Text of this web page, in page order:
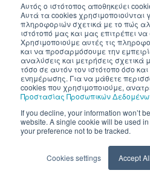
Αυτός ο ιστότοπος αποθηκεύει
Αυτά τα cookies χρησιμοποιούνται
πληροφοριών σχετικά με το πώς
ιστότοπό μας και μας επιτρέπει
Χρησιμοποιούμε αυτές τις
και να προσαρμόσουμε την
αναλύσεις και μετρήσεις σχετικά
τόσο σε αυτόν τον ιστότοπο όσο
ενημέρωσης. Για να μάθετε
cookies που χρησιμοποιούμε,
Προστασίας Προσωπικών
If you decline, your information won’t
website. A single cookie will be used
your preference not to be tracked.
Cookies settings Accept All